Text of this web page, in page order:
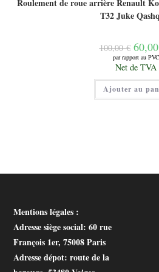
Roulement de roue arrière Renault
T32 Juke
100,00€ Le
prix
initial
était :
100,00
60,00
par rapport au PVC
Le
prix
actuel
est :
60,00 €.
Net de TVA
Ajouter au
Mentions légales :
Adresse siège social: 60 rue
François 1er, 75008 Paris
Adresse dépot: route de la